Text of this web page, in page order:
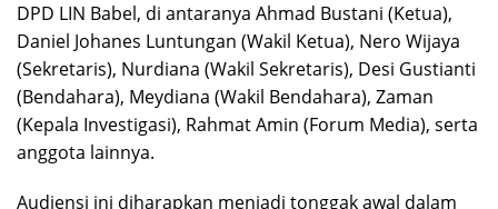
DPD LIN Babel, di antaranya Ahmad Bustani (Ketua),
Daniel Johanes Luntungan (Wakil Ketua), Nero Wijaya
(Sekretaris), Nurdiana (Wakil Sekretaris), Desi Gustianti
(Bendahara), Meydiana (Wakil Bendahara), Zaman
(Kepala Investigasi), Rahmat Amin (Forum Media), serta
anggota lainnya.
Audiensi ini diharapkan menjadi tonggak awal dalam